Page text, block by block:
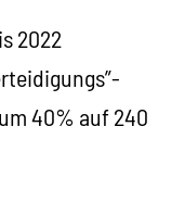
2022
40% auf 240